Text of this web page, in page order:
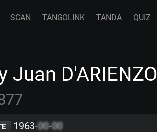
SCAN TANGOLINK TANDA QUIZ
Juan D'ARIENZO
1963-00-00